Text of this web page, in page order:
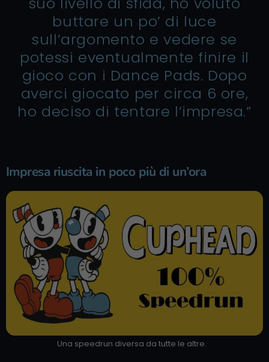
buttare un po’ di luce
sull’argomento e vedere se
potessi eventualmente finire il
gioco con i Dance Pads. Dopo
averci giocato per circa 6 ore,
ho deciso di tentare l’impresa.”
Impresa riuscita in poco più di un’ora
Una speedrun diversa da tutte le altre.